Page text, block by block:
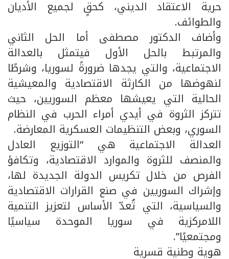
حرية الاعتقاد الديني، كحقٍ لجميع الأديان
والطوائف.
وأضاف الدكتور مصطفى أما الحل الثاني
والمرتبط بالحل الأول فيتمثل بالعدالة
الاجتماعية، والتي يجدها ضرورةً لسوريا، وشرطًا
لنهوضها من الكارثة الاقتصادية والمعيشية
الحالية التي يعيشها معظم السوريين، حيث
تتركز الثروة في أيدي أمراء الحرب في النظام
السوري، وبعض التنظيمات العسكرية المعارضة.
العدالة الاجتماعية هي “التوزيع العادل
والمنصف للثروة والموارد الاقتصادية، وتكافؤ
الفرص من خلال تكريس الدولة الجديدة لها،
وإشراك السوريين في صنع القرارات الاقتصادية
والسياسية، التي تُعدّ الأساس لتعزيز التنمية
اللامركزية في سوريا الموحدة سياسيًا
ومجتمعيًا”.
هوية وطنية قسرية